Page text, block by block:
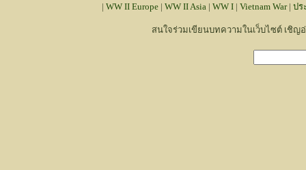
|WW II Europe |WW II Asia |WW I |Vietnam War|ปร
สนใจร่วมเขียนบทความในเว็บไซต์ เชิญ